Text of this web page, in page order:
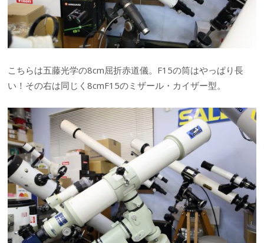
こちらは五藤光学の8cm屈折赤道儀。F15の筒はやっぱり長
い！その右は同じく8cmF15のミザール・カイザー型。